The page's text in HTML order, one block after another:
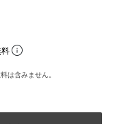
は含みません。